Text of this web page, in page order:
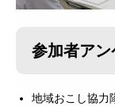
参加者アン
地域おこし協力